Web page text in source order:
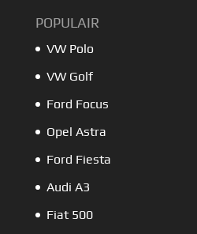
POPULAIR
VW Polo
VW Golf
Ford Focus
Opel Astra
Ford Fiesta
Audi A3
Fiat 500